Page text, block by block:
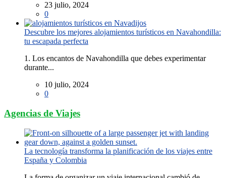
23 julio, 2024
0
Descubre los mejores alojamientos turísticos en Navahondilla:
tu escapada perfecta
1. Los encantos de Navahondilla que debes experimentar
durante...
10 julio, 2024
0
Agencias de Viajes
La tecnología transforma la planificación de los viajes entre
España y Colombia